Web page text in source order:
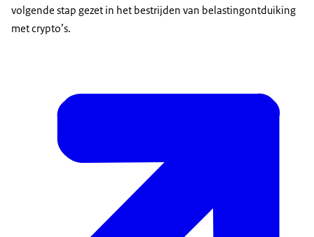
volgende stap gezet in het bestrijden van belastingontduiking
met crypto’s.